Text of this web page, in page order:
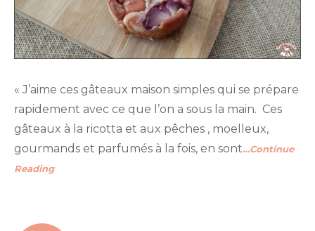
« J’aime ces gâteaux maison simples qui se prépare
rapidement avec ce que l’on a sous la main. Ces
gâteaux à la ricotta et aux pêches , moelleux,
gourmands et parfumés à la fois, en sont…Continue
Reading